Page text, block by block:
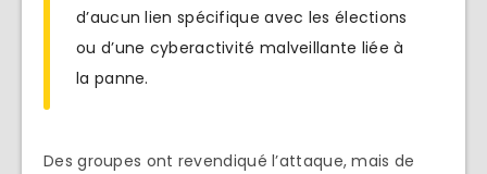
d’aucun lien spécifique avec les élections
ou d’une cyberactivité malveillante liée à
la panne.
Des groupes ont revendiqué l’attaque, mais de